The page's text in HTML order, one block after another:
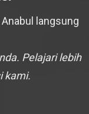
langsung
Pelajari lebih
kami.